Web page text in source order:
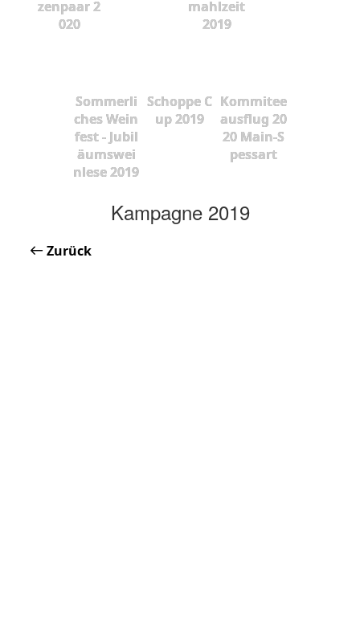
zenpaar 2
020
mahlzeit
2019
Sommerli
ches Wein
fest - Jubil
äumswei
nlese 2019
Schoppe C
up 2019
Kommitee
ausflug 20
20 Main-S
pessart
Kampagne 2019
Zurück